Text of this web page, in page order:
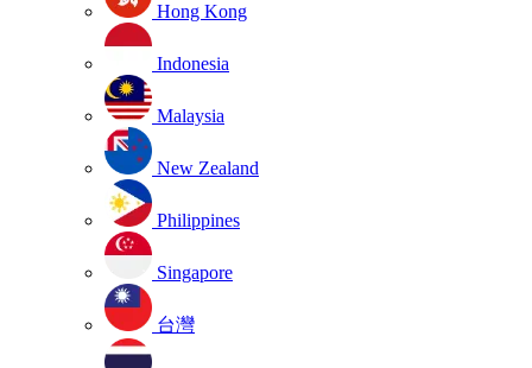
Hong Kong
Indonesia
Malaysia
New Zealand
Philippines
Singapore
台灣